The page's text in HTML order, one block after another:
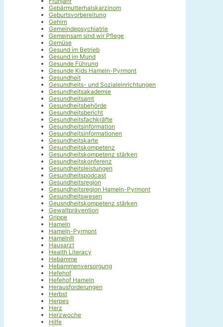
Gebärmutterhalskarzinom
Geburtsvorbereitung
Gehirn
Gemeindepsychiatrie
Gemeinsam sind wir Pflege
Gemüse
Gesund im Betrieb
Gesund im Mund
Gesunde Führung
Gesunde Kids Hameln-Pyrmont
Gesundheit
Gesundheits- und Sozialeinrichtungen
Gesundheitsakademie
Gesundheitsamt
Gesundheitsbehörde
Gesundheitsbericht
Gesundheitsfachkräfte
Gesundheitsinformation
Gesundheitsinformationen
Gesundheitskarte
Gesundheitskompetenz
Gesundheitskompetenz stärken
Gesundheitskonferenz
Gesundheitsleistungen
Gesundheitspodcast
Gesundheitsregion
Gesundheitsregion Hameln-Pyrmont
Gesundheitswesen
Geusndheitskompetenz stärken
Gewaltprävention
Grippe
Hameln
Hameln-Pyrmont
HamelnR
Hausarzt
Health Literacy
Hebamme
Hebammenversorgung
Hefehof
Hefehof Hameln
Herausforderungen
Herbst
Herpes
Herz
Herzwoche
Hilfe